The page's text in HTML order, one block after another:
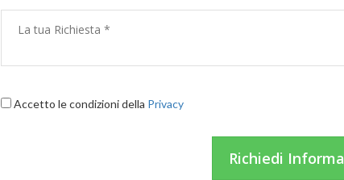
Accetto le condizioni della Privacy